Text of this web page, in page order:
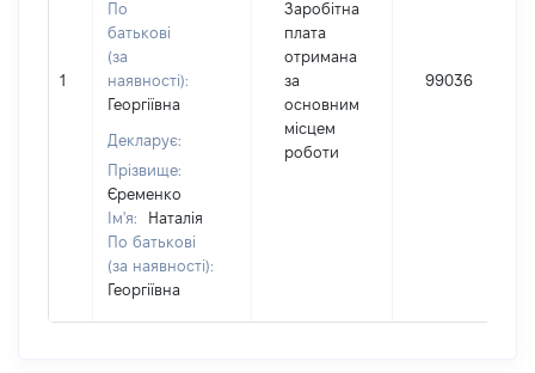
1
По
батькові
(за
наявності):
Георгіївна
Декларує:
Прізвище:
Єременко
Ім'я:
Наталія
По батькові
(за наявності):
Георгіївна
Заробітна
плата
отримана
за
основним
місцем
роботи
99036